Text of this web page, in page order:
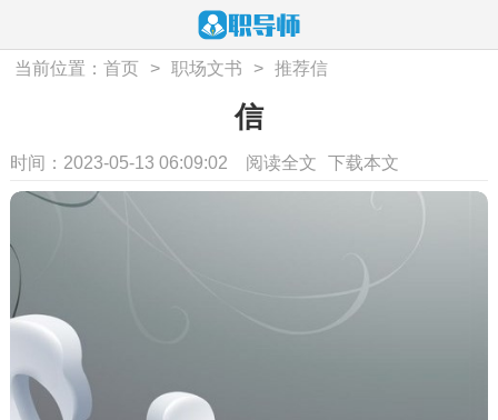
当前位置：首页 > 职场文书 > 推荐信
信
时间：2023-05-13 06:09:02 阅读全文 下载本文